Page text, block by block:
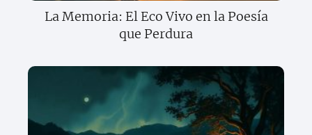
La Memoria: El Eco Vivo en la Poesía
que Perdura